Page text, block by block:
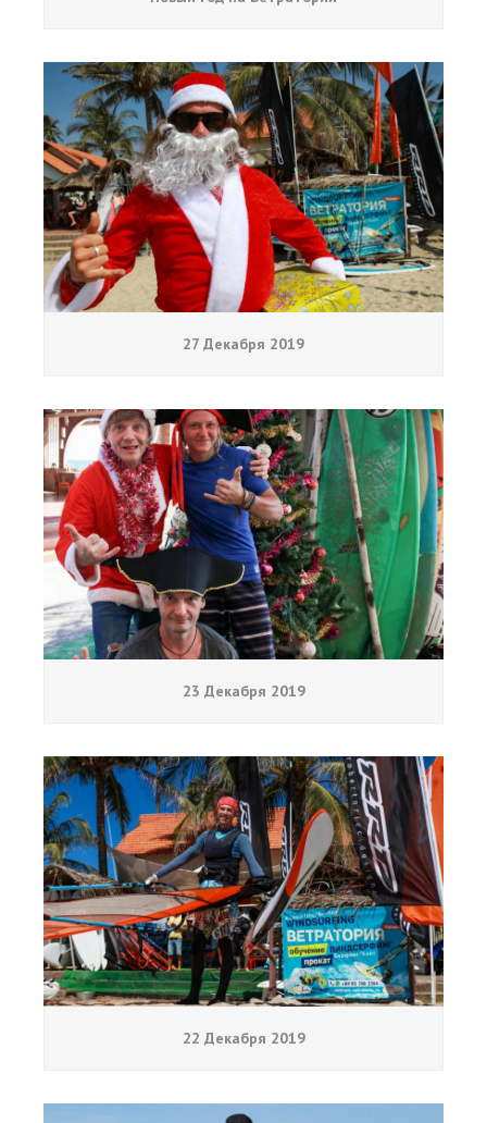
27 Декабря 2019
23 Декабря 2019
22 Декабря 2019